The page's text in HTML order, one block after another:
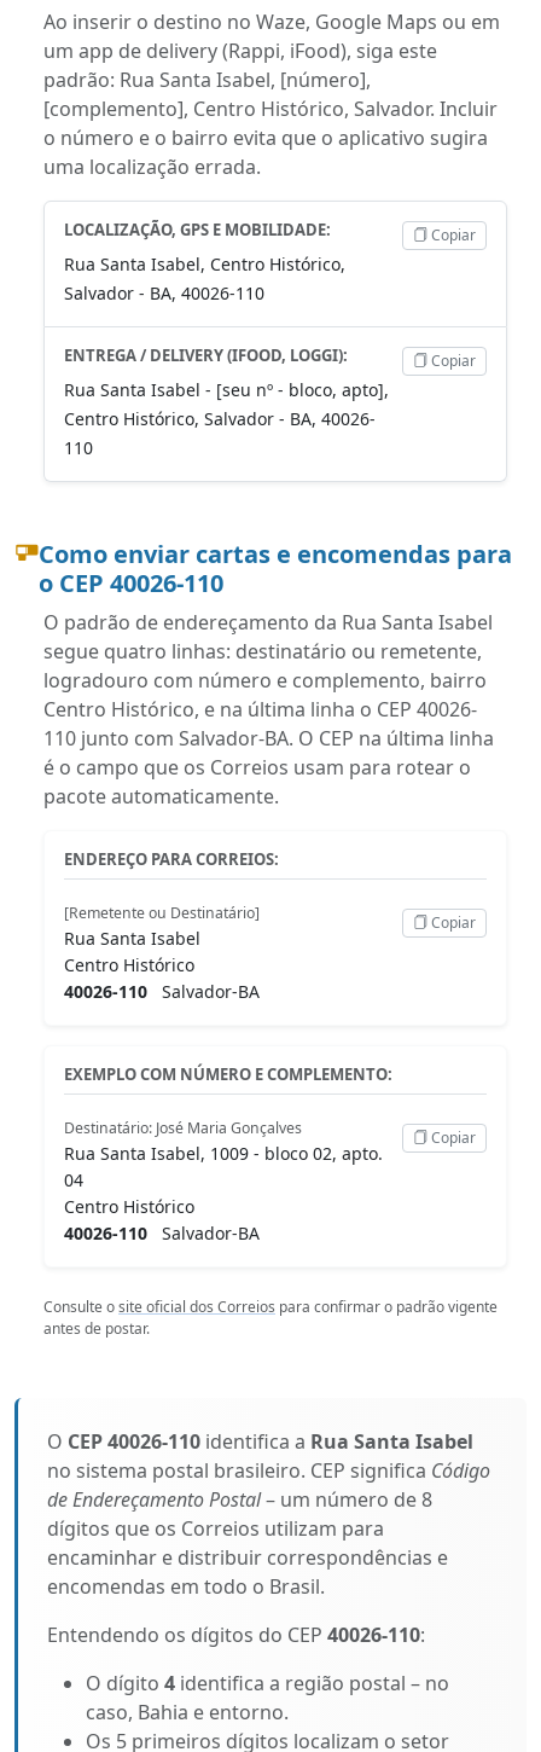
Ao inserir o destino no Waze, Google Maps ou em
um app de delivery (Rappi, iFood), siga este
padrão: Rua Santa Isabel, [número],
[complemento], Centro Histórico, Salvador. Incluir
o número e o bairro evita que o aplicativo sugira
uma localização errada.
LOCALIZAÇÃO, GPS E MOBILIDADE:
Rua Santa Isabel, Centro Histórico,
Salvador - BA, 40026-110
Copiar
ENTREGA / DELIVERY (IFOOD, LOGGI):
Rua Santa Isabel - [seu nº - bloco, apto],
Centro Histórico, Salvador - BA, 40026-
110
Copiar
Como enviar cartas e encomendas para
o CEP 40026-110
O padrão de endereçamento da Rua Santa Isabel
segue quatro linhas: destinatário ou remetente,
logradouro com número e complemento, bairro
Centro Histórico, e na última linha o CEP 40026-
110 junto com Salvador-BA. O CEP na última linha
é o campo que os Correios usam para rotear o
pacote automaticamente.
ENDEREÇO PARA CORREIOS:
[Remetente ou Destinatário]
Rua Santa Isabel
Centro Histórico
40026-110 Salvador-BA
Copiar
EXEMPLO COM NÚMERO E COMPLEMENTO:
Destinatário: José Maria Gonçalves
Rua Santa Isabel, 1009 - bloco 02, apto.
04
Centro Histórico
40026-110 Salvador-BA
Copiar
Consulte osite oficial dos Correios para confirmar o padrão vigente
antes de postar.
O CEP 40026-110 identifica a Rua Santa Isabel
no sistema postal brasileiro. CEP significa Código
de Endereçamento Postal– um número de 8
dígitos que os Correios utilizam para
encaminhar e distribuir correspondências e
encomendas em todo o Brasil.
Entendendo os dígitos do CEP 40026-110:
O dígito 4 identifica a região postal – no
caso, Bahia e entorno.
Os 5 primeiros dígitos localizam o setor